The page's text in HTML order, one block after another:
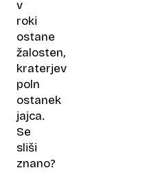
v
roki
ostane
žalosten,
kraterjev
poln
ostanek
jajca.
Se
sliši
znano?